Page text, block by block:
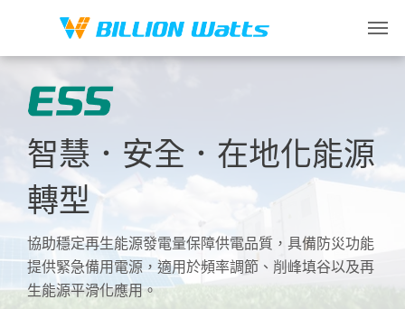
智慧．安全．在地化能源
轉型
協助穩定再生能源發電量保障供電品質，具備防災功能
提供緊急備用電源，適用於頻率調節、削峰填谷以及再
生能源平滑化應用。